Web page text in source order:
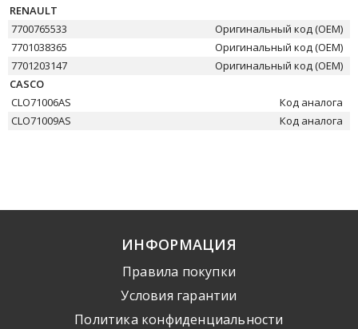
RENAULT
7700765533
Оригинальный код (OEM)
7701038365
Оригинальный код (OEM)
7701203147
Оригинальный код (OEM)
CASCO
CLO71006AS
Код аналога
CLO71009AS
Код аналога
ИНФОРМАЦИЯ
Правила покупки
Условия гарантии
Политика конфиденциальности